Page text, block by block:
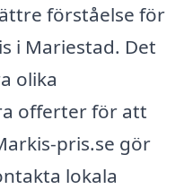
förståelse för
i Mariestad. Det
olika
offerter för att
pris.se gör
lokala